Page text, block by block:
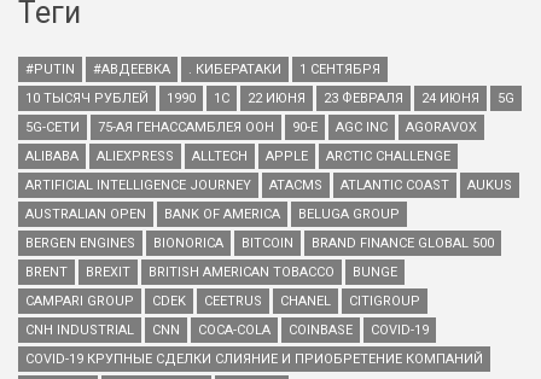
Теги
#PUTIN #АВДЕЕВКА . КИБЕРАТАКИ
1 СЕНТЯБРЯ
10 ТЫСЯЧ РУБЛЕЙ
1990 1С 22 ИЮНЯ 23 ФЕВРАЛЯ 24 ИЮНЯ
5G
5G-СЕТИ
75-АЯ ГЕНАССАМБЛЕЯ ООН 90-Е AGC INC
AGORAVOX
ALIBABA
ALIEXPRESS ALLTECH APPLE
ARCTIC CHALLENGE
ARTIFICIAL INTELLIGENCE JOURNEY
ATACMS ATLANTIC COAST
AUKUS
AUSTRALIAN OPEN
BANK OF AMERICA
BELUGA GROUP
BERGEN ENGINES
BIONORICA BITCOIN
BRAND FINANCE GLOBAL 500
BRENT
BREXIT BRITISH AMERICAN TOBACCO
BUNGE
CAMPARI GROUP
CDEK CEETRUS CHANEL
CITIGROUP
CNH INDUSTRIAL
CNN COCA-COLA COINBASE
COVID-19
COVID-19 КРУПНЫЕ СДЕЛКИ СЛИЯНИЕ И ПРИОБРЕТЕНИЕ КОМПАНИЙ